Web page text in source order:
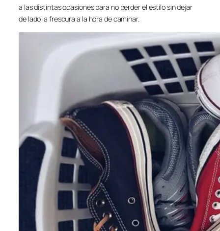
a las distintas ocasiones para no perder el estilo sin dejar
de lado la frescura a la hora de caminar.